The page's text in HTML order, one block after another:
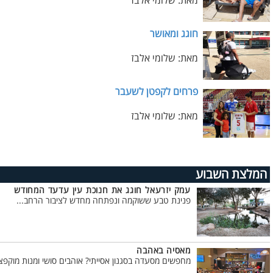
חוגג ומאושר
מאת: שלומי אלבז
פרחים לקפטן לשעבר
מאת: שלומי אלבז
המלצת השבוע
עמק יזרעאל חוגג את חנוכת עין עדעד המחודש
פנינת טבע ששוקמה ונפתחה מחדש לציבור הרחב...
מאסיה באהבה
מחפשים מסעדה בסגנון אסייתי? אוהבים סושי ומנות